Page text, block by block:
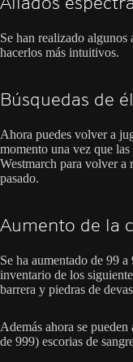
Se han realizado algunos
hacerlos más intuitivos.
Búsquedas de
Ahora puedes volver a
momento una vez que
Westmarch para volver a
pasado.
Aumento de la
Se ha aumentado de 99
inventario de los
barrera y piedras de
Además ahora se
de 999) escorias de